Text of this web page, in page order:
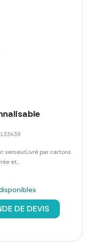
verseurLivré par cartons
et...
DE DEVIS